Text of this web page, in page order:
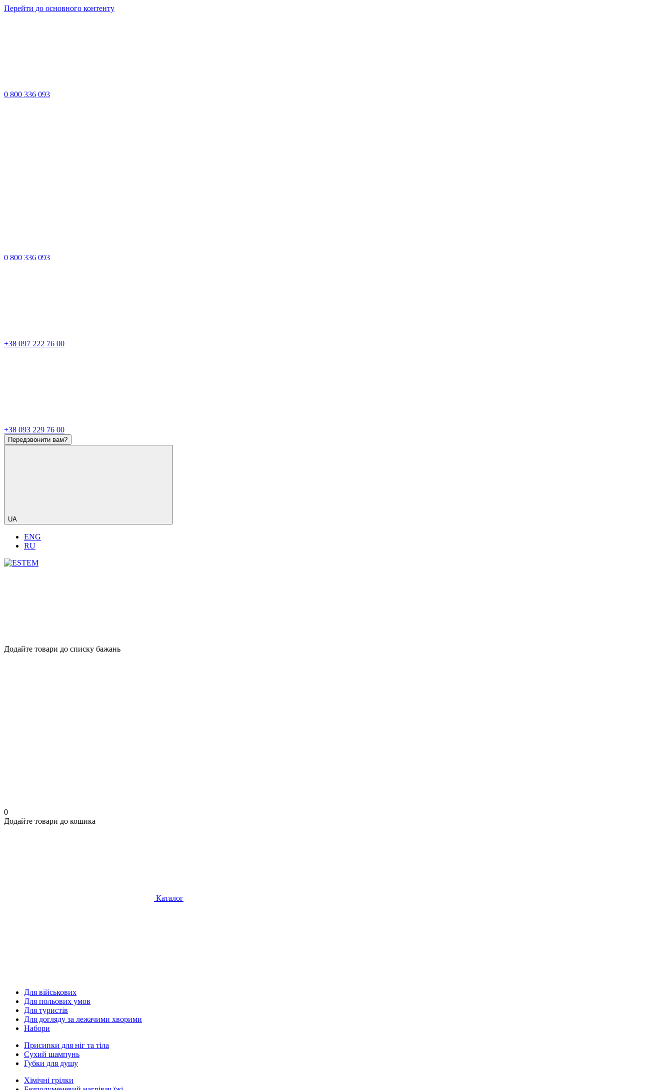
Перейти до основного контенту
0 800 336 093
0 800 336 093
+38 097 222 76 00
+38 093 229 76 00
Передзвонити вам?
UA
ENG
RU
Додайте товари до списку бажань
0
Додайте товари до кошика
Каталог
Для військових
Для польових умов
Для туристів
Для догляду за лежачими хворими
Набори
Присипки для ніг та тіла
Сухий шампунь
Губки для душу
Хімічні грілки